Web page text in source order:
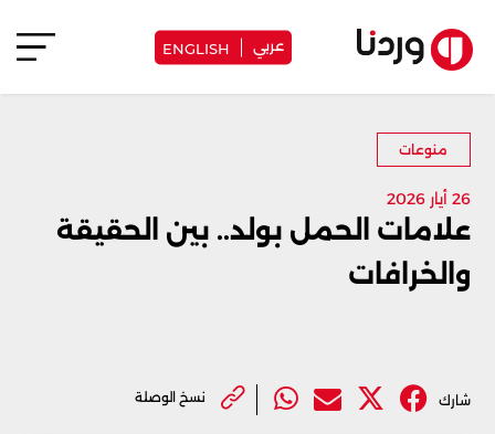
عربي ENGLISH
منوعات
26 أيار 2026
علامات الحمل بولد.. بين الحقيقة
والخرافات
شارك نسخ الوصلة